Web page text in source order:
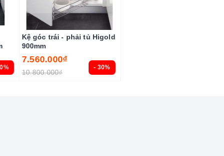
- 30%
Kệ góc trái - phải tủ Higold
900mm
7.560.000₫
10.800.000₫